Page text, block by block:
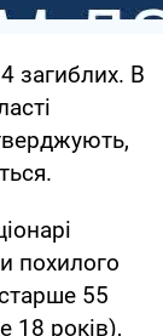
загиблих. В
похилого
55
18 років),